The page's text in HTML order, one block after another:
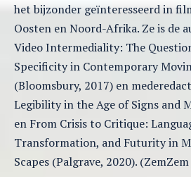
het bijzonder geïnteresseerd in
Oosten en Noord-Afrika. Ze is de
Video Intermediality: The
Specificity in Contemporary
(Bloomsbury, 2017) en
Legibility in the Age of Signs and
en From Crisis to Critique:
Transformation, and Futurity in
Scapes (Palgrave, 2020).